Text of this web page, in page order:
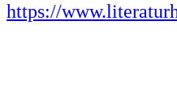
https://